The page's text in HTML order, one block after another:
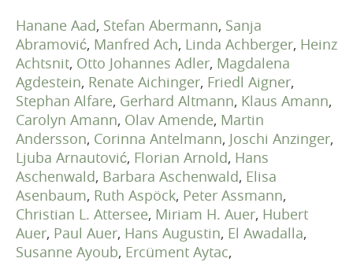
Hanane Aad, Stefan Abermann, Sanja
Abramović, Manfred Ach, Linda Achberger, Heinz
Achtsnit, Otto Johannes Adler, Magdalena
Agdestein, Renate Aichinger, Friedl Aigner,
Stephan Alfare, Gerhard Altmann, Klaus Amann,
Carolyn Amann, Olav Amende, Martin
Andersson, Corinna Antelmann, Joschi Anzinger,
Ljuba Arnautović, Florian Arnold, Hans
Aschenwald, Barbara Aschenwald, Elisa
Asenbaum, Ruth Aspöck, Peter Assmann,
Christian L. Attersee, Miriam H. Auer, Hubert
Auer, Paul Auer, Hans Augustin, El Awadalla,
Susanne Ayoub, Ercüment Aytac,